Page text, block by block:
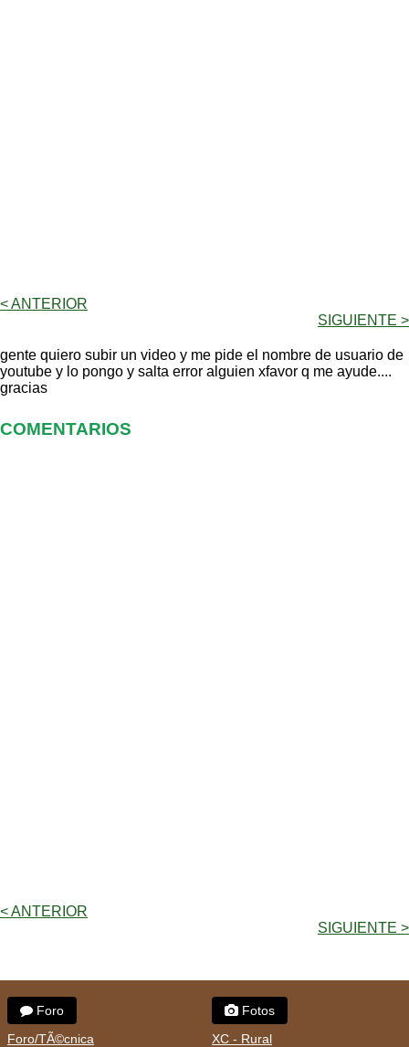
< ANTERIOR
SIGUIENTE >
gente quiero subir un video y me pide el nombre de usuario de
youtube y lo pongo y salta error alguien xfavor q me ayude....
gracias
COMENTARIOS
< ANTERIOR
SIGUIENTE >
Foro
Foro/TÃ©cnica
Fotos
XC - Rural